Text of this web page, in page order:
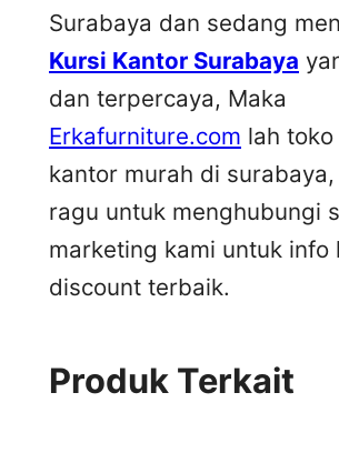
Surabaya dan sedang
Kursi Kantor Surabaya
dan terpercaya, Maka
Erkafurniture.com lah
kantor murah di
ragu untuk menghubungi
marketing kami untuk info
discount terbaik.
Produk Terkait